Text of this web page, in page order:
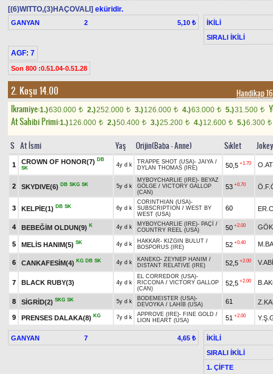
[(6)WITTO,(3)HAÇOVALI] eküridir.
GANYAN 2 5,10 ₺
İKİLİ
SIRALI İKİLİ
AGF: 7
Son 800 :0.51.04-0.51.28
2. Koşu 14.00 Handikap
Ikramiye:1.)630.000 t 2.)252.000 t 3.)126.000 t 4.)63.000 t 5.)31.500 t
At Sahibi Primi:1.)126.000 t 2.)50.400 t 3.)25.200 t 4.)12.600 t 5.)6.300 t
S At İsmi Yaş Orijin(Baba - Anne) Sıklet Jokey
1 CROWN OF HONOR(7) DB
SK
4y d k TRAPPE SHOT (USA)- JAIYA /
DYLAN THOMAS (IRE)
50,5 +1.70
2 SKYDIVE(6) DB SKG SK 5y d k
MYBOYCHARLIE (IRE)- BEYAZ
GÖLGE / VICTORY GALLOP
(CAN)
53 +0.70
3 KELPİE(1) DB SK 6y d k
CORINTHIAN (USA)-
SUBSCRIPTION / WEST BY
WEST (USA)
60
4 BEBEĞİM OLDUN(9) K 4y d k MYBOYCHARLIE (IRE)- PAÇİ
/
COUNTRY REEL (USA)
50 +2.00
5 MELİS HANIM(5) SK 4y d k HAKKAR- KIZGIN BULUT /
BOSPORUS (IRE)
52 +0.40
6 CANKAFESİM(4) KG DB SK 4y d k KANEKO- ZEYNEP HANIM /
DISTANT RELATIVE (IRE)
52,5 +2.00
7 BLACK RUBY(3) 4y d k
EL CORREDOR (USA)-
RICCONA / VICTORY GALLOP
(CAN)
52,5 +2.00
8 SİGRİD(2) SKG SK 5y d k BODEMEISTER (USA)-
DEVOYKA / LAHIB (USA) 61
9 PRENSES DALAKA(8) KG 7y d k APPROVE (IRE)- FINE GOLD /
LION HEART (USA)
51 +2.00
GANYAN 7 4,65 ₺
İKİLİ
SIRALI İKİLİ
1. ÇİFTE